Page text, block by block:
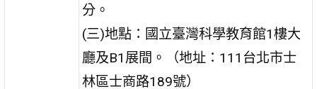
分。
(三)地點：國立臺灣科學教育館1樓大
廳及B1展間。（地址：111台北市士
林區士商路189號）